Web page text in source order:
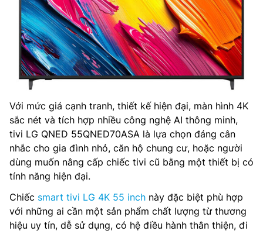
Với mức giá cạnh tranh, thiết kế hiện đại, màn hình 4K
sắc nét và tích hợp nhiều công nghệ AI thông minh,
tivi LG QNED 55QNED70ASA là lựa chọn đáng cân
nhắc cho gia đình nhỏ, căn hộ chung cư, hoặc người
dùng muốn nâng cấp chiếc tivi cũ bằng một thiết bị có
tính năng hiện đại.
Chiếc smart tivi LG 4K 55 inch này đặc biệt phù hợp
với những ai cần một sản phẩm chất lượng từ thương
hiệu uy tín, dễ sử dụng, có hệ điều hành thân thiện, đi